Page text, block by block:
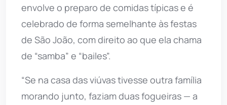
envolve o preparo de comidas típicas e é
celebrado de forma semelhante às festas
de São João, com direito ao que ela chama
de “samba” e “bailes”.
“Se na casa das viúvas tivesse outra família
morando junto, faziam duas fogueiras — a